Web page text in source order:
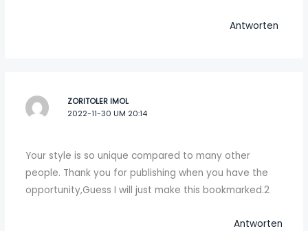
Antworten
ZORITOLER IMOL
2022-11-30 UM 20:14
Your style is so unique compared to many other
people. Thank you for publishing when you have the
opportunity,Guess I will just make this bookmarked.2
Antworten